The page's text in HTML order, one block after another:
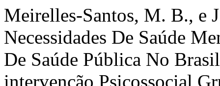
Meirelles-Santos, M. B., e
Necessidades De Saúde
De Saúde Pública No
intervenção Psicossocial